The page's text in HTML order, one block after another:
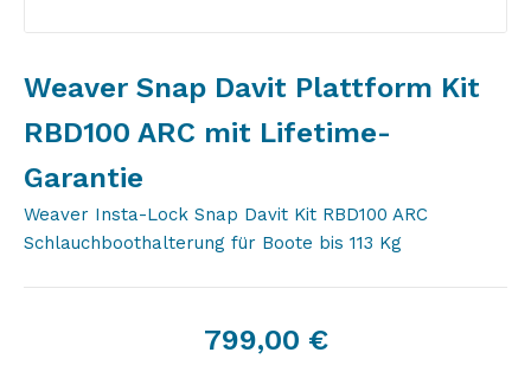
Weaver Snap Davit Plattform Kit
RBD100 ARC mit Lifetime-
Garantie
Weaver Insta-Lock Snap Davit Kit RBD100 ARC
Schlauchboothalterung für Boote bis 113 Kg
799,00 €